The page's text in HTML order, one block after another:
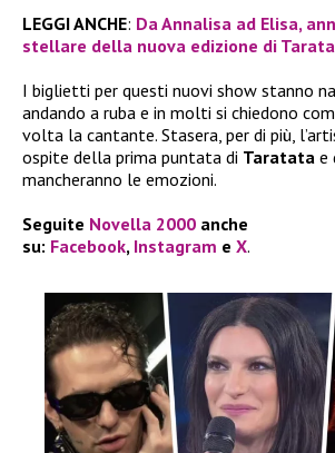
LEGGI ANCHE: Da Annalisa ad Elisa,
stellare della nuova edizione di
I biglietti per questi nuovi show stanno
andando a ruba e in molti si chiedono
volta la cantante. Stasera, per di più,
ospite della prima puntata di Taratata e
mancheranno le emozioni.
Seguite Novella 2000 anche
su: Facebook, Instagram e X.